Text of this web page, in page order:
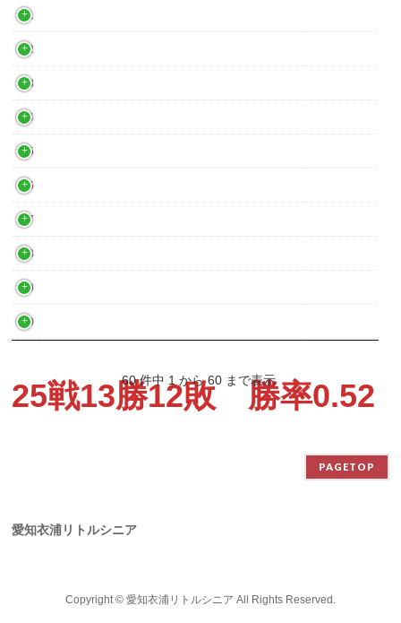
51
52
53
54
55
56
57
58
59
60
60 件中 1 から 60 まで表示
25戦13勝12敗 勝率0.52
PAGETOP
愛知衣浦リトルシニア
Copyright © 愛知衣浦リトルシニア All Rights Reserved.